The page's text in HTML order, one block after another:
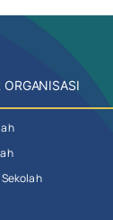
ORGANISASI